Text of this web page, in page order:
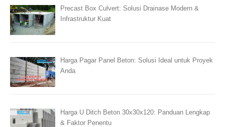
Precast Box Culvert: Solusi Drainase Modern &
Infrastruktur Kuat
Harga Pagar Panel Beton: Solusi Ideal untuk Proyek
Anda
Harga U Ditch Beton 30x30x120: Panduan Lengkap
& Faktor Penentu